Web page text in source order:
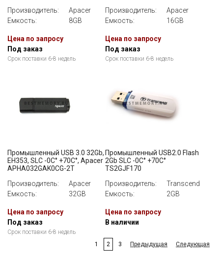
Производитель:
Apacer
Емкость:
8GB
Цена по запросу
Под заказ
Срок поставки 6-8 недель
Производитель:
Apacer
Емкость:
16GB
Цена по запросу
Под заказ
Срок поставки 6-8 недель
Промышленный USB 3.0 32Gb,
EH353, SLC -0C° +70C°, Apacer
APHA032GAK0CG-2T
Производитель:
Apacer
Емкость:
32GB
Цена по запросу
Под заказ
Срок поставки 6-8 недель
Промышленный USB2.0 Flash
2Gb SLC -0C° +70C°
TS2GJF170
Производитель:
Transcend
Емкость:
2GB
Цена по запросу
В наличии
1 2 3 Предыдущая Следующая